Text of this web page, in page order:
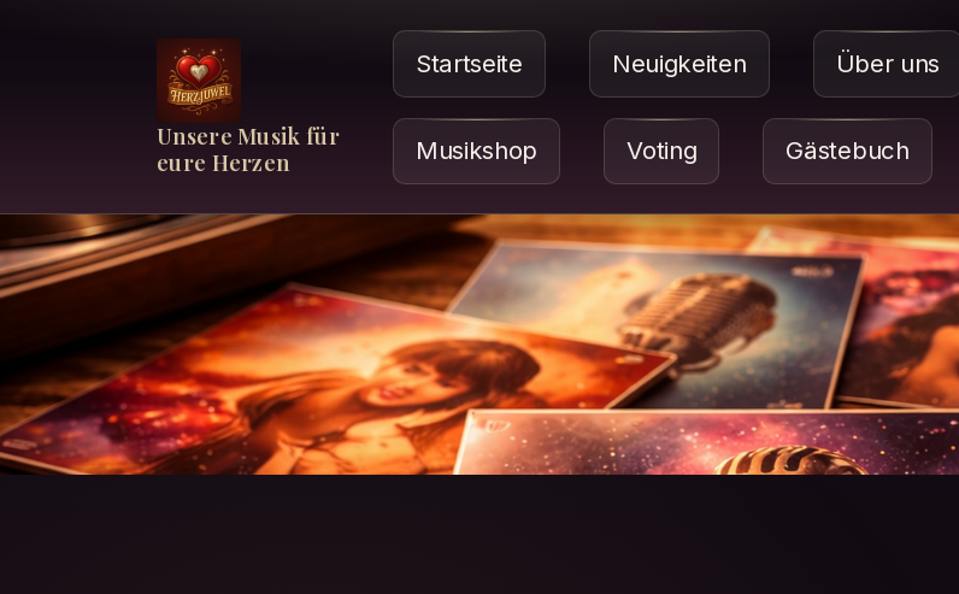
Unsere Musik für
eure Herzen
Startseite Neuigkeiten Über uns
Musikshop Voting Gästebuch
Titelbild: